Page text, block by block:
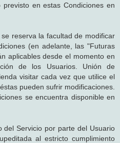
en estas Condiciones en
reserva la facultad de modificar
(en adelante, las "Futuras
aplicables desde el momento en
de los Usuarios. Unión de
visitar cada vez que utilice el
pueden sufrir modificaciones.
se encuentra disponible en
del Servicio por parte del Usuario
al estricto cumplimiento